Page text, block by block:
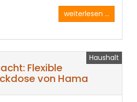
weiterlesen ...
Haushalt
Flexible
von Hama